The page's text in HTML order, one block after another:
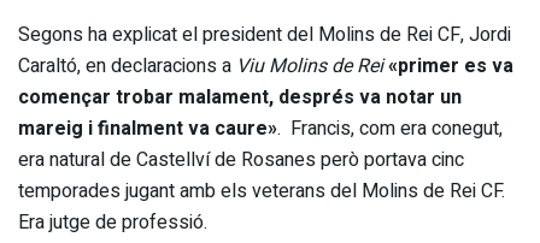
Segons ha explicat el president del Molins de Rei CF, Jordi
Caraltó, en declaracions a Viu Molins de Rei«primer es va
començar trobar malament, després va notar un
mareig i finalment va caure». Francis, com era conegut,
era natural de Castellví de Rosanes però portava cinc
temporades jugant amb els veterans del Molins de Rei CF.
Era jutge de professió.